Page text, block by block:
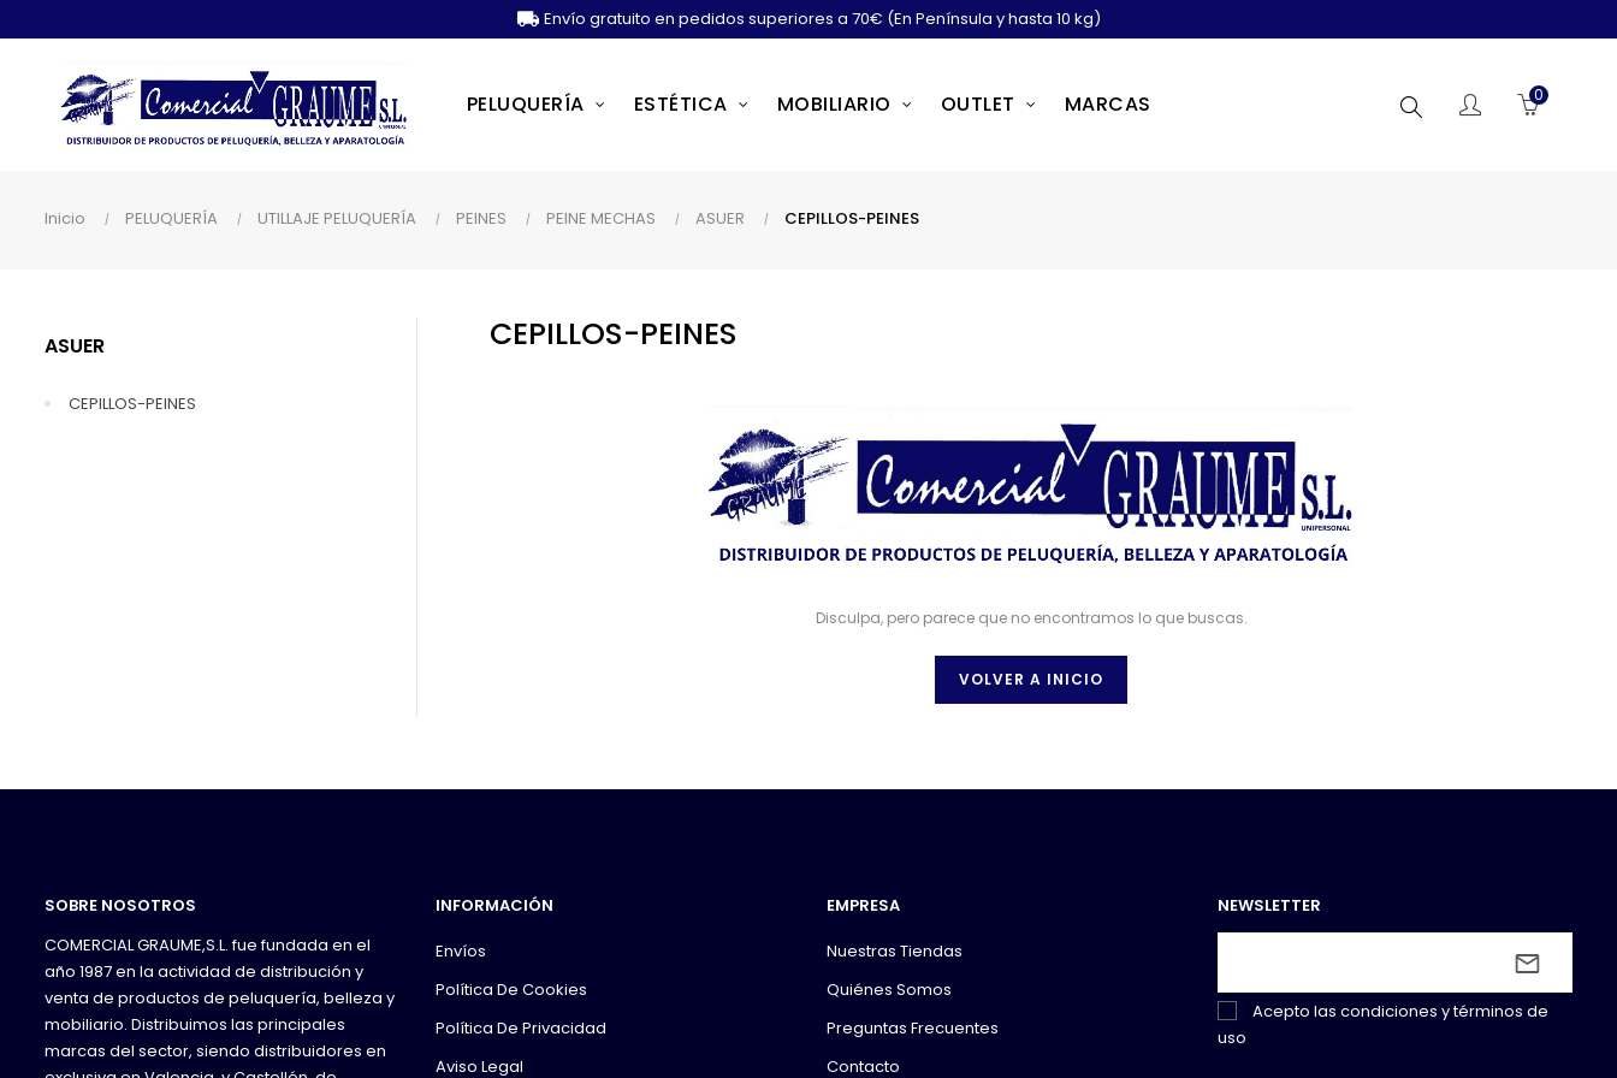
Envío gratuito en pedidos superiores a 70€ (En Península y hasta 10 kg)
PELUQUERÍA ESTÉTICA MOBILIARIO OUTLET MARCAS Buscar 0
Inicio PELUQUERÍA UTILLAJE PELUQUERÍA PEINES PEINE MECHAS ASUER CEPILLOS-PEINES
ASUER
CEPILLOS-PEINES
CEPILLOS-PEINES
Disculpa, pero parece que no encontramos lo que buscas.
VOLVER A INICIO
SOBRE NOSOTROS
COMERCIAL GRAUME,S.L. fue fundada en el
año 1987 en la actividad de distribución y
venta de productos de peluquería, belleza y
mobiliario. Distribuimos las principales
marcas del sector, siendo distribuidores en
INFORMACIÓN
Envíos
Política De Cookies
Política De Privacidad
Aviso Legal
EMPRESA
Nuestras Tiendas
Quiénes Somos
Preguntas Frecuentes
Contacto
NEWSLETTER
Acepto las condiciones y términos de
uso